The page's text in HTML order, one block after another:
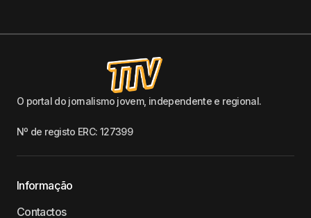
O portal do jornalismo jovem, independente e regional.
Nº de registo ERC: 127399
Informação
Contactos